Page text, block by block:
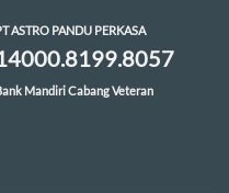
ASTRO PANDU PERKASA
Mandiri Cabang Veteran